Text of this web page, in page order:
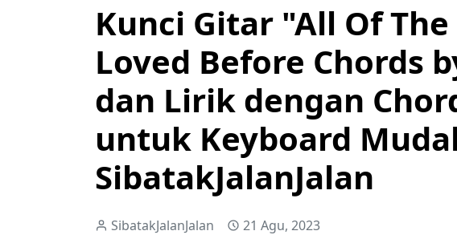
Kunci Gitar "All Of The
Loved Before Chords
dan Lirik dengan
untuk Keyboard
SibatakJalanJalan
SibatakJalanJalan 21 Agu, 2023